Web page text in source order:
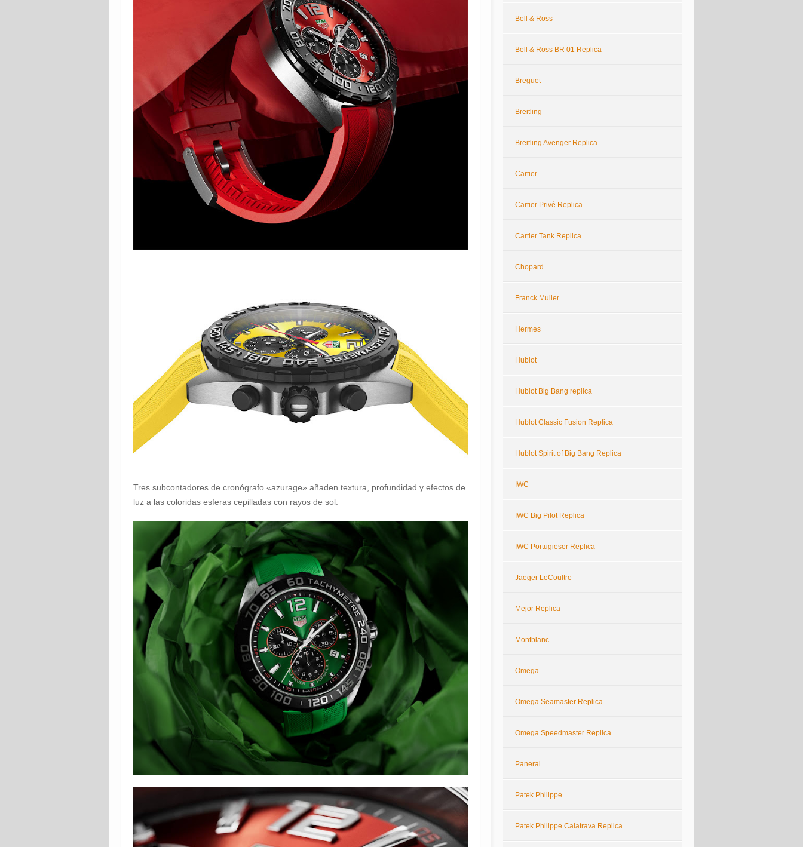
Tres subcontadores de cronógrafo «azurage» añaden textura, profundidad y efectos de
luz a las coloridas esferas cepilladas con rayos de sol.
Bell & Ross
Bell & Ross BR 01 Replica
Breguet
Breitling
Breitling Avenger Replica
Cartier
Cartier Privé Replica
Cartier Tank Replica
Chopard
Franck Muller
Hermes
Hublot
Hublot Big Bang replica
Hublot Classic Fusion Replica
Hublot Spirit of Big Bang Replica
IWC
IWC Big Pilot Replica
IWC Portugieser Replica
Jaeger LeCoultre
Mejor Replica
Montblanc
Omega
Omega Seamaster Replica
Omega Speedmaster Replica
Panerai
Patek Philippe
Patek Philippe Calatrava Replica